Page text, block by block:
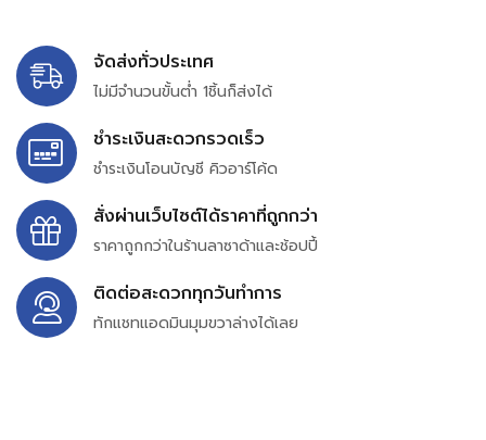
จัดส่งทั่วประเทศ
ไม่มีจำนวนขั้นต่ำ 1ชิ้นก็ส่งได้
ชำระเงินสะดวกรวดเร็ว
ชำระเงินโอนบัญชี คิวอาร์โค้ด
สั่งผ่านเว็บไซต์ได้ราคาที่ถูกกว่า
ราคาถูกกว่าในร้านลาซาด้าและช้อปปี้
ติดต่อสะดวกทุกวันทำการ
ทักแชทแอดมินมุมขวาล่างได้เลย